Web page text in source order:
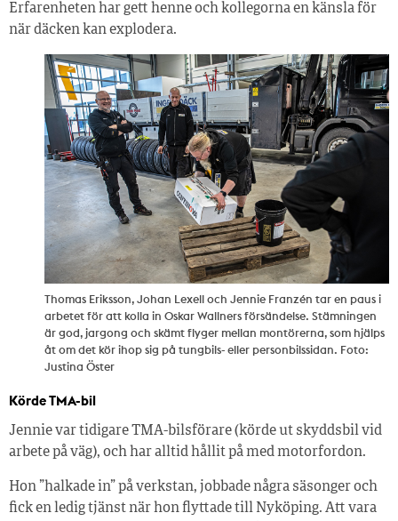
Erfarenheten har gett henne och kollegorna en känsla för
när däcken kan explodera.
Thomas Eriksson, Johan Lexell och Jennie Franzén tar en paus i
arbetet för att kolla in Oskar Wallners försändelse. Stämningen
är god, jargong och skämt flyger mellan montörerna, som hjälps
åt om det kör ihop sig på tungbils- eller personbilssidan. Foto:
Justina Öster
Körde TMA-bil
Jennie var tidigare TMA-bilsförare (körde ut skyddsbil vid
arbete på väg), och har alltid hållit på med motorfordon.
Hon ”halkade in” på verkstan, jobbade några säsonger och
fick en ledig tjänst när hon flyttade till Nyköping. Att vara